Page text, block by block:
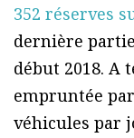
352 réserves
dernière
début 2018. A
empruntée
véhicules par